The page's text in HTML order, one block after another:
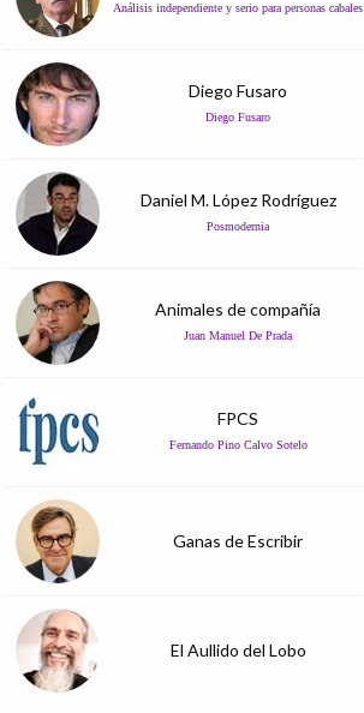
Análisis independiente y serio para personas cabales
Diego Fusaro
Diego Fusaro
Daniel M. López Rodríguez
Posmodernia
Animales de compañía
Juan Manuel De Prada
FPCS
Fernando Pino Calvo Sotelo
Ganas de Escribir
El Aullido del Lobo